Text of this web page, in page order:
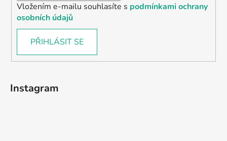
Vložením e-mailu souhlasíte s podmínkami ochrany
osobních údajů
PŘIHLÁSIT SE
Instagram